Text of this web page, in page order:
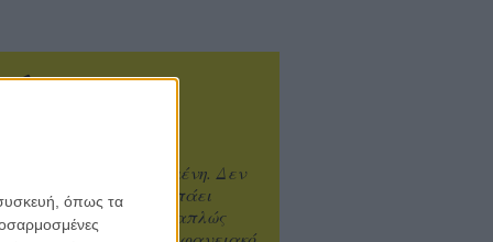
όπως τα
είναι υπερτιμημένη. Δεν
καλύτερο, δεν σε πάει
η επιτυχία. Είναι απλώς